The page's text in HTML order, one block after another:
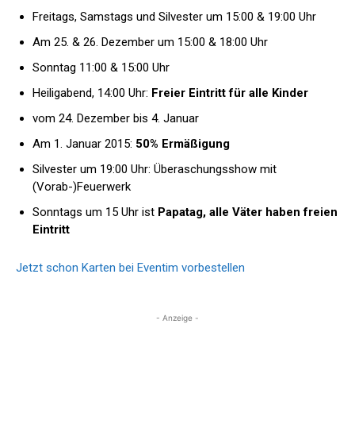
Freitags, Samstags und Silvester um 15:00 & 19:00 Uhr
Am 25. & 26. Dezember um 15:00 & 18:00 Uhr
Sonntag 11:00 & 15:00 Uhr
Heiligabend, 14:00 Uhr: Freier Eintritt für alle Kinder
vom 24. Dezember bis 4. Januar
Am 1. Januar 2015: 50% Ermäßigung
Silvester um 19:00 Uhr: Überaschungsshow mit
(Vorab-)Feuerwerk
Sonntags um 15 Uhr ist Papatag, alle Väter haben freien
Eintritt
Jetzt schon Karten bei Eventim vorbestellen
- Anzeige -